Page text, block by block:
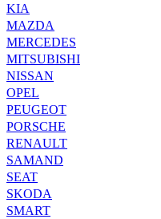
KIA
MAZDA
MERCEDES
MITSUBISHI
NISSAN
OPEL
PEUGEOT
PORSCHE
RENAULT
SAMAND
SEAT
SKODA
SMART